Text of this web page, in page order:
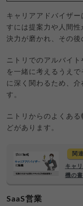
キャリアアドバイザ
すには提案力や人間
決力が磨かれ、その後
ニトリでのアルバイ
を一緒に考えるうえ
に深く関わるため、
す。
ニトリからのよくある
どがあります。
関
キャ
機の
SaaS営業